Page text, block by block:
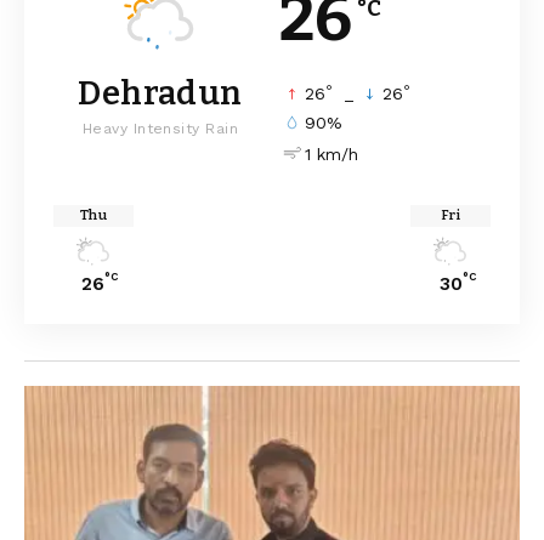
26 °C
Dehradun
Heavy Intensity Rain
26° 26°
90%
1 km/h
Thu
26°C
Fri
30°C